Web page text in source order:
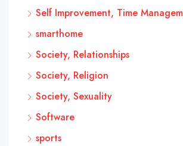
Self Improvement, Time
smarthome
Society, Relationships
Society, Religion
Society, Sexuality
Software
sports